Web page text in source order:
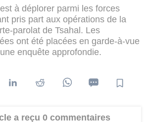
à déplorer parmi les forces
pris part aux opérations de la
parolat de Tsahal. Les
ont été placées en garde-à-vue
enquête approfondie.
a reçu 0 commentaires